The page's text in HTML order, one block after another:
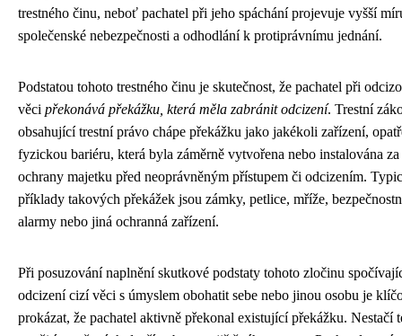
trestného činu, neboť pachatel při jeho spáchání projevuje vyšší
společenské nebezpečnosti a odhodlání k protiprávnímu jednání.
Podstatou tohoto trestného činu je skutečnost, že pachatel při
věci překonává překážku, která měla zabránit odcizení. Trestní
obsahující trestní právo chápe překážku jako jakékoli zařízení,
fyzickou bariéru, která byla záměrně vytvořena nebo instalována za
ochrany majetku před neoprávněným přístupem či odcizením.
příklady takových překážek jsou zámky, petlice, mříže,
alarmy nebo jiná ochranná zařízení.
Při posuzování naplnění skutkové podstaty tohoto zločinu
odcizení cizí věci s úmyslem obohatit sebe nebo jinou osobu je
prokázat, že pachatel aktivně překonal existující překážku. Nestačí